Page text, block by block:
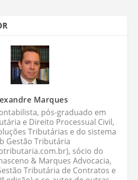
Marques
pós-graduado em
e Direito Processual Civil,
Tributárias e do sistema
Gestão Tributária
sócio do
& Marques Advocacia,
Tributária de Contratos e